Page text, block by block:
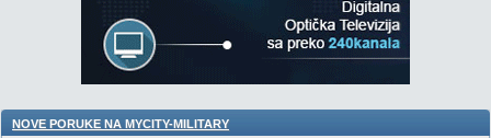
NOVE PORUKE NA MYCITY-MILITARY